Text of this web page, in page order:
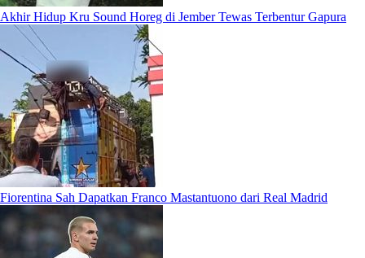
Akhir Hidup Kru Sound Horeg di Jember Tewas Terbentur Gapura
Fiorentina Sah Dapatkan Franco Mastantuono dari Real Madrid